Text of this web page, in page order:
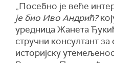
„Посебно је веће
је био Иво Андрић?
уредница Жанета
стручни консултант за
историјску